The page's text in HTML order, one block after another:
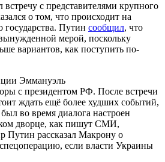
с представителями крупного
о том, что происходит на
государства. Путин сообщил, что
мерой, поскольку
вариантов, как поступить по-
Эммануэль
с президентом РФ. После встречи
ждать ещё более худших событий,
во время диалога настроен
дворце, как пишут СМИ,
Путин рассказал Макрону о
если власти Украины